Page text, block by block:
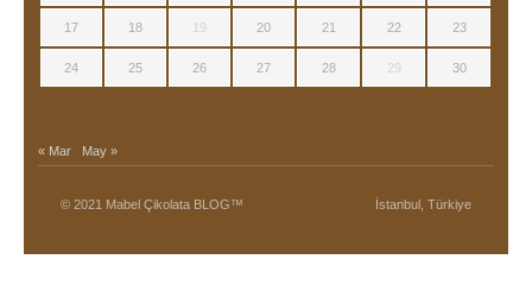
17 18 19 20 21 22 23
24 25 26 27 28 29 30
« Mar May »
© 2021 Mabel Çikolata BLOG™ İstanbul, Türkiye